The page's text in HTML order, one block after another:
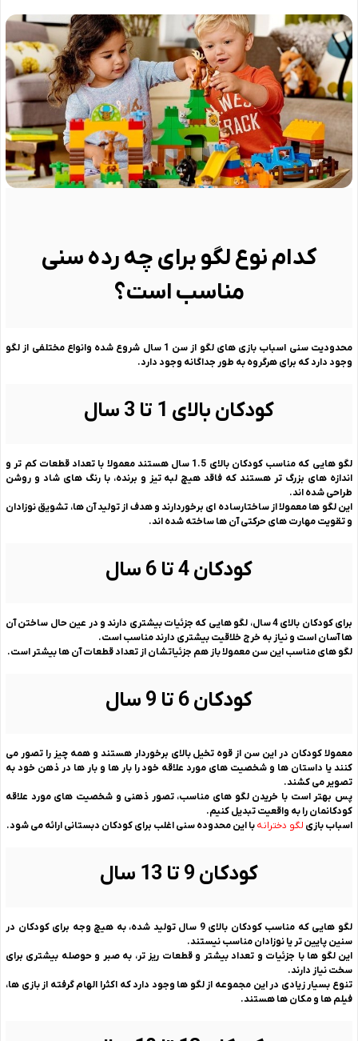
کدام نوع لگو برای چه رده سنی
مناسب است؟
محدودیت سنی اسباب بازی های لگو از سن 1 سال شروع شده وانواع مختلفی از لگو
وجود دارد که برای هرگروه به طور جداگانه وجود دارد.
کودکان بالای 1 تا 3 سال
لگو هایی که مناسب کودکان بالای 1.5 سال هستند معمولا با تعداد قطعات کم تر و
اندازه های بزرگ تر هستند که فاقد هیچ لبه تیز و برنده، با رنگ های شاد و روشن
طراحی شده اند.
این لگو ها معمولا از ساختارساده ای برخوردارند و هدف از تولید آن ها، تشویق نوزادان
و تقویت مهارت های حرکتی آن ها ساخته شده اند.
کودکان 4 تا 6 سال
برای کودکان بالای 4 سال، لگو هایی که جزئیات بیشتری دارند و در عین حال ساختن آن
ها آسان است و نیاز به خرج خلاقیت بیشتری دارند مناسب است.
لگو های مناسب این سن معمولا باز هم جزئیاتشان از تعداد قطعات آن ها بیشتر است.
کودکان 6 تا 9 سال
معمولا کودکان در این سن از قوه تخیل بالای برخوردار هستند و همه چیز را تصور می
کنند یا داستان ها و شخصیت های مورد علاقه خود را بار ها و بار ها در ذهن خود به
تصویر می کشند.
پس بهتر است با خریدن لگو های مناسب، تصور ذهنی و شخصیت های مورد علاقه
کودکانمان را به واقعیت تبدیل کنیم.
اسباب بازی لگو دخترانهبا این محدوده سنی اغلب برای کودکان دبستانی ارائه می شود.
کودکان 9 تا 13 سال
لگو هایی که مناسب کودکان بالای 9 سال تولید شده، به هیچ وجه برای کودکان در
سنین پایین تر یا نوزادان مناسب نیستند.
این لگو ها با جزئیات و تعداد بیشتر و قطعات ریز تر، به صبر و حوصله بیشتری برای
سخت نیاز دارند.
تنوع بسیار زیادی در این مجموعه از لگو ها وجود دارد که اکثرا الهام گرفته از بازی ها،
فیلم ها و مکان ها هستند.